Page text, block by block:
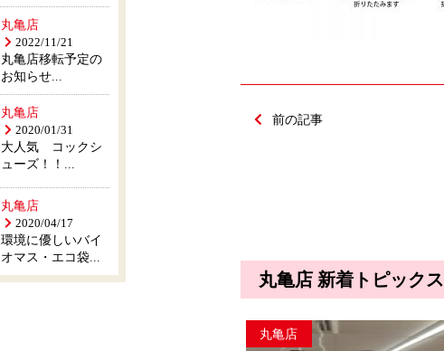
前の記事
丸亀店 新着トピックス
丸亀店
丸亀店
2022/11/21
丸亀店移転予定の
お知らせ...
丸亀店
2020/01/31
大人気 コックシ
ューズ！！...
丸亀店
2020/04/17
環境に優しいバイ
オマス・エコ袋...